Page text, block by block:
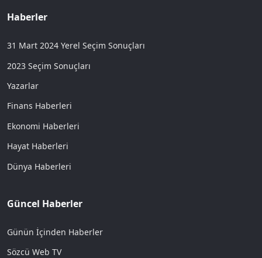
Haberler
31 Mart 2024 Yerel Seçim Sonuçları
2023 Seçim Sonuçları
Yazarlar
Finans Haberleri
Ekonomi Haberleri
Hayat Haberleri
Dünya Haberleri
Güncel Haberler
Günün İçinden Haberler
Sözcü Web TV